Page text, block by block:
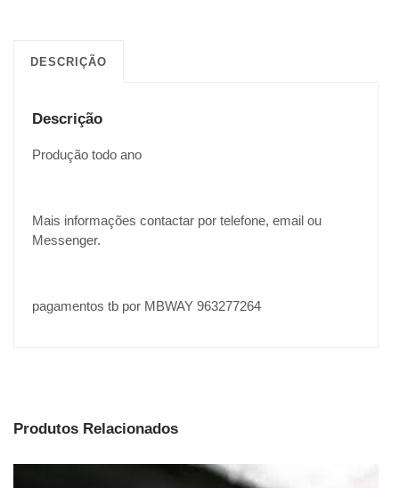
DESCRIÇÃO
Descrição
Produção todo ano
Mais informações contactar por telefone, email ou
Messenger.
pagamentos tb por MBWAY 963277264
Produtos Relacionados